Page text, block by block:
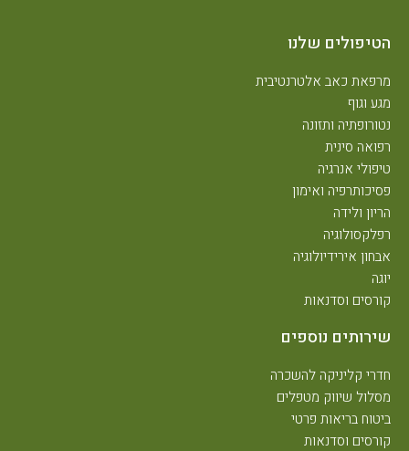
הטיפולים שלנו
מרפאת כאב אלטרנטיבית
מגע וגוף
נטורופתיה ותזונה
רפואה סינית
טיפולי אנרגיה
פסיכותרפיה ואימון
הריון ולידה
רפלקסולוגיה
אבחון אירידיולוגיה
יוגה
קורסים וסדנאות
שירותים נוספים
חדרי קליניקה להשכרה
מסלול שיווק מטפלים
ביטוח בריאות פרטי
קורסים וסדנאות